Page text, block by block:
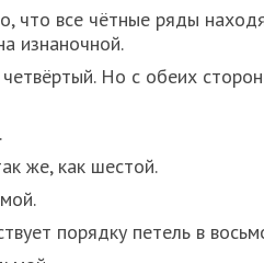
что все чётные ряды
изнаночной.
Но с обеих
же, как шестой.
порядку петель в